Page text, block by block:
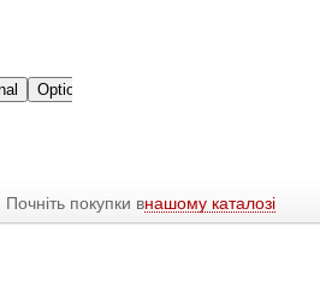
покупки внашому каталозі